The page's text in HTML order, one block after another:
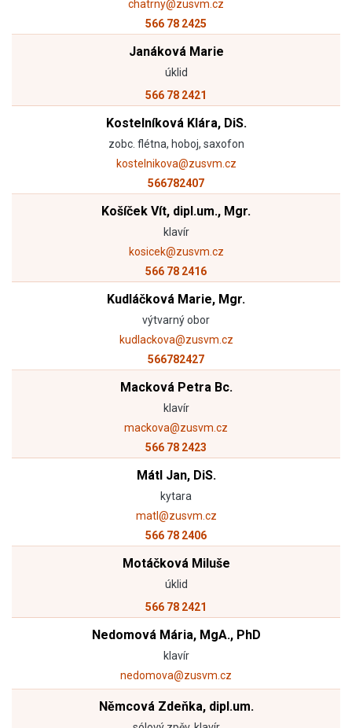
chatrny@zusvm.cz
566 78 2425
Janáková Marie
úklid
566 78 2421
Kostelníková Klára, DiS.
zobc. flétna, hoboj, saxofon
kostelnikova@zusvm.cz
566782407
Košíček Vít, dipl.um., Mgr.
klavír
kosicek@zusvm.cz
566 78 2416
Kudláčková Marie, Mgr.
výtvarný obor
kudlackova@zusvm.cz
566782427
Macková Petra Bc.
klavír
mackova@zusvm.cz
566 78 2423
Mátl Jan, DiS.
kytara
matl@zusvm.cz
566 78 2406
Motáčková Miluše
úklid
566 78 2421
Nedomová Mária, MgA., PhD
klavír
nedomova@zusvm.cz
Němcová Zdeňka, dipl.um.